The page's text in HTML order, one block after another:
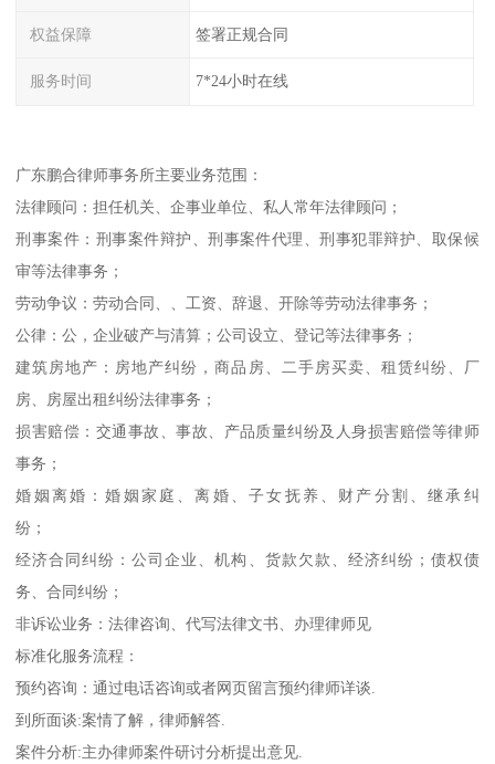
权益保障 签署正规合同
服务时间 7*24小时在线
广东鹏合律师事务所主要业务范围：
法律顾问：担任机关、企事业单位、私人常年法律顾问；
刑事案件：刑事案件辩护、刑事案件代理、刑事犯罪辩护、取保候
审等法律事务；
劳动争议：劳动合同、、工资、辞退、开除等劳动法律事务；
公律：公，企业破产与清算；公司设立、登记等法律事务；
建筑房地产：房地产纠纷，商品房、二手房买卖、租赁纠纷、厂
房、房屋出租纠纷法律事务；
损害赔偿：交通事故、事故、产品质量纠纷及人身损害赔偿等律师
事务；
婚姻离婚：婚姻家庭、离婚、子女抚养、财产分割、继承纠
纷；
经济合同纠纷：公司企业、机构、货款欠款、经济纠纷；债权债
务、合同纠纷；
非诉讼业务：法律咨询、代写法律文书、办理律师见
标准化服务流程：
预约咨询：通过电话咨询或者网页留言预约律师详谈.
到所面谈:案情了解，律师解答.
案件分析:主办律师案件研讨分析提出意见.